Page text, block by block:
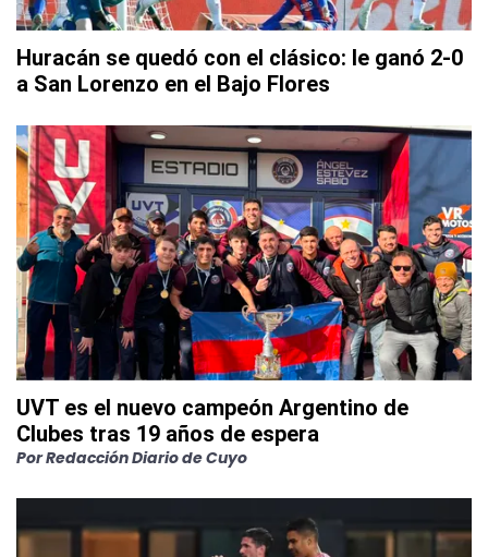
Huracán se quedó con el clásico: le ganó 2-0
a San Lorenzo en el Bajo Flores
UVT es el nuevo campeón Argentino de
Clubes tras 19 años de espera
PorRedacción Diario de Cuyo